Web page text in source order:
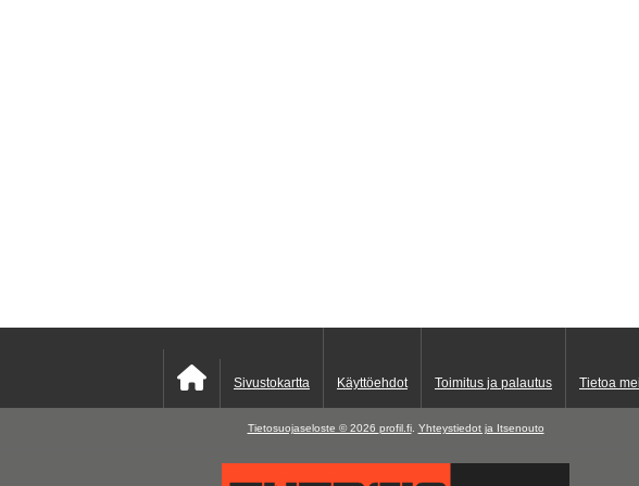
Sivustokartta Käyttöehdot Toimitus ja palautus Tietoa
Tietosuojaseloste © 2026 profil.fi. Yhteystiedot ja Itsenouto